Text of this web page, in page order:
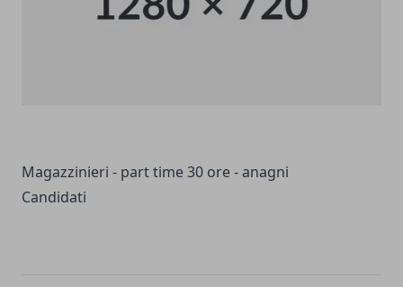
Magazzinieri - part time 30 ore - anagni
Candidati